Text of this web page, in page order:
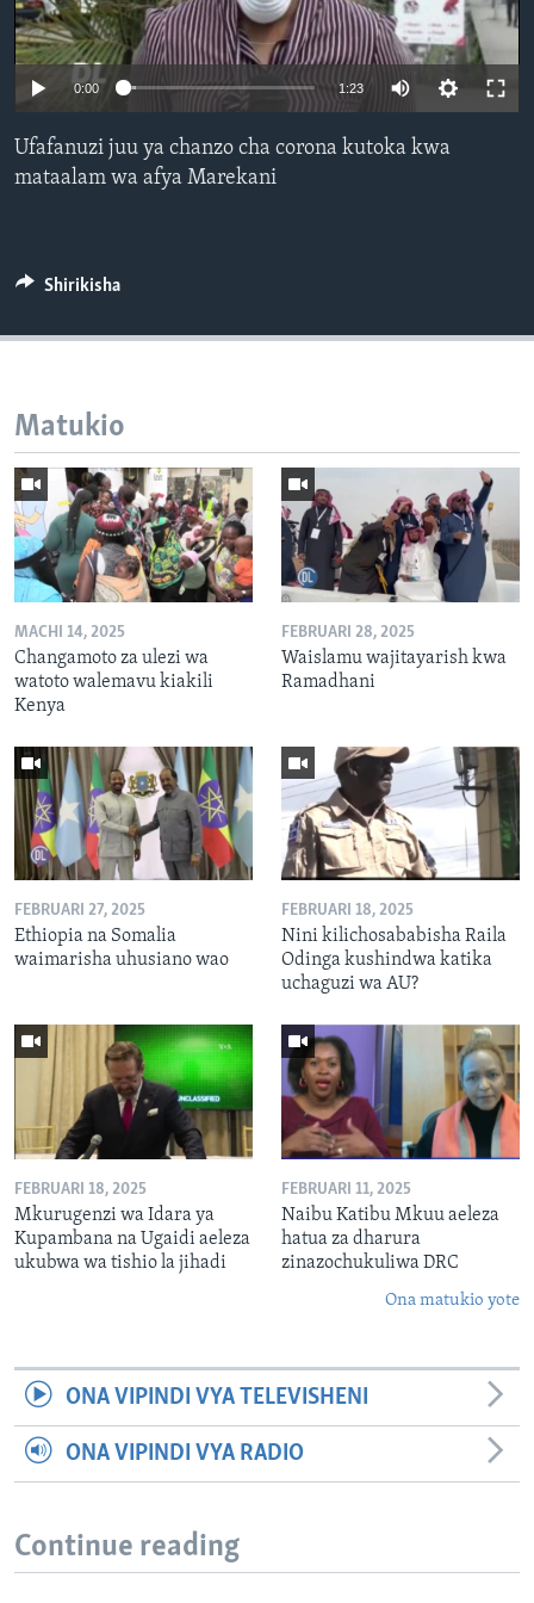
0:00 1:23
Ufafanuzi juu ya chanzo cha corona kutoka kwa
mataalam wa afya Marekani
Shirikisha
Matukio
MACHI 14, 2025
Changamoto za ulezi wa
watoto walemavu kiakili
Kenya
FEBRUARI 28, 2025
Waislamu wajitayarish kwa
Ramadhani
FEBRUARI 27, 2025
Ethiopia na Somalia
waimarisha uhusiano wao
FEBRUARI 18, 2025
Nini kilichosababisha Raila
Odinga kushindwa katika
uchaguzi wa AU?
FEBRUARI 18, 2025
Mkurugenzi wa Idara ya
Kupambana na Ugaidi aeleza
ukubwa wa tishio la jihadi
FEBRUARI 11, 2025
Naibu Katibu Mkuu aeleza
hatua za dharura
zinazochukuliwa DRC
Ona matukio yote
ONA VIPINDI VYA TELEVISHENI
ONA VIPINDI VYA RADIO
Continue reading